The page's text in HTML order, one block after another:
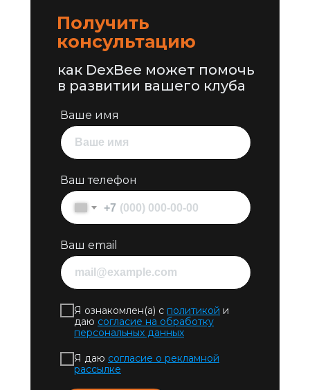
Получить
консультацию
Ваше имя
Ваш телефон
+7
Ваш email
Я ознакомлен(а) с политикой и
даю согласие на обработку
персональных данных
Я даю согласие о рекламной
рассылке
как DexBee может помочь
в развитии вашего клуба